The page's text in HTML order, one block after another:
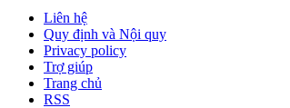
Liên hệ
Quy định và Nội quy
Privacy policy
Trợ giúp
Trang chủ
RSS